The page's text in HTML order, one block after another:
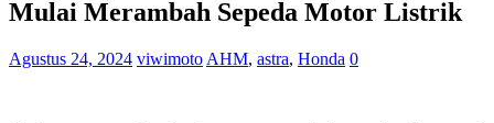
Mulai Merambah Sepeda Motor Listrik
Agustus 24, 2024 viwimoto AHM, astra, Honda 0